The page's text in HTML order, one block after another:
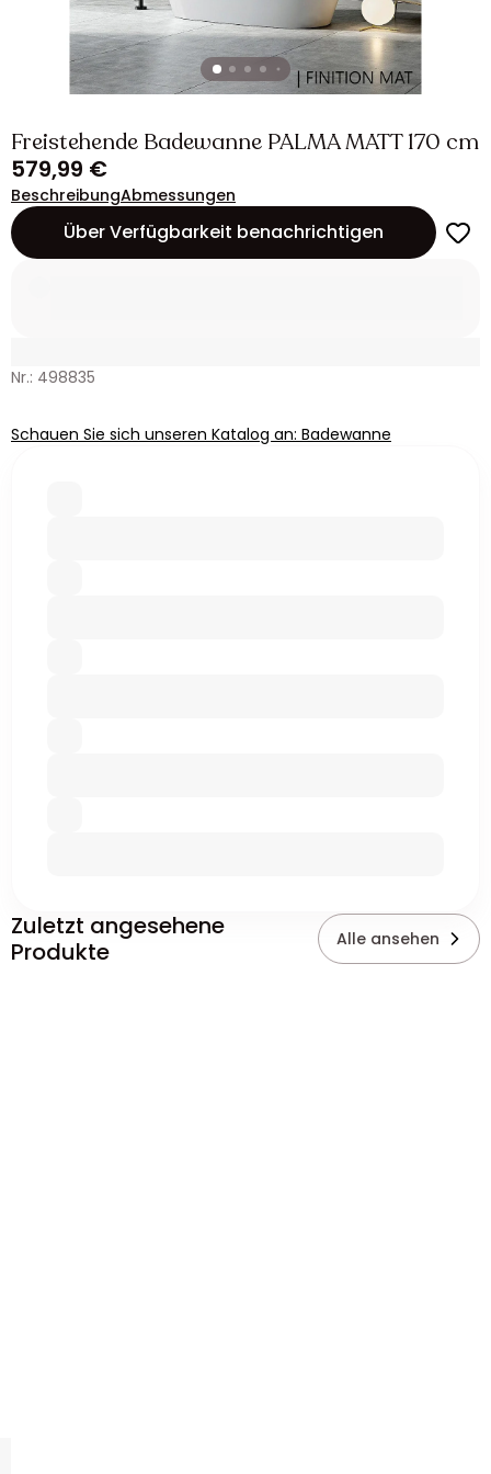
Freistehende Badewanne PALMA MATT 170 cm
579,99 €
BeschreibungAbmessungen
Über Verfügbarkeit benachrichtigen
Nr.: 498835
Schauen Sie sich unseren Katalog an: Badewanne
Zuletzt angesehene
Produkte
Alle ansehen